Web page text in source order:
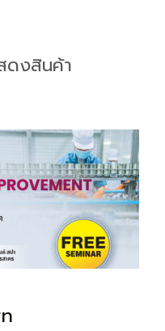
ดงสินค้า